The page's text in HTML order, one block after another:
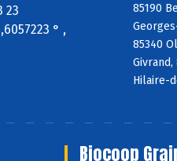
23
° ,
85190
85340
Hilaire-
Biocoop